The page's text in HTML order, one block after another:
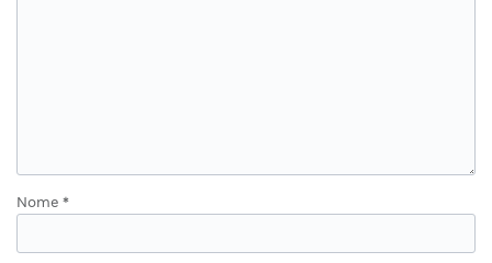
Nome *